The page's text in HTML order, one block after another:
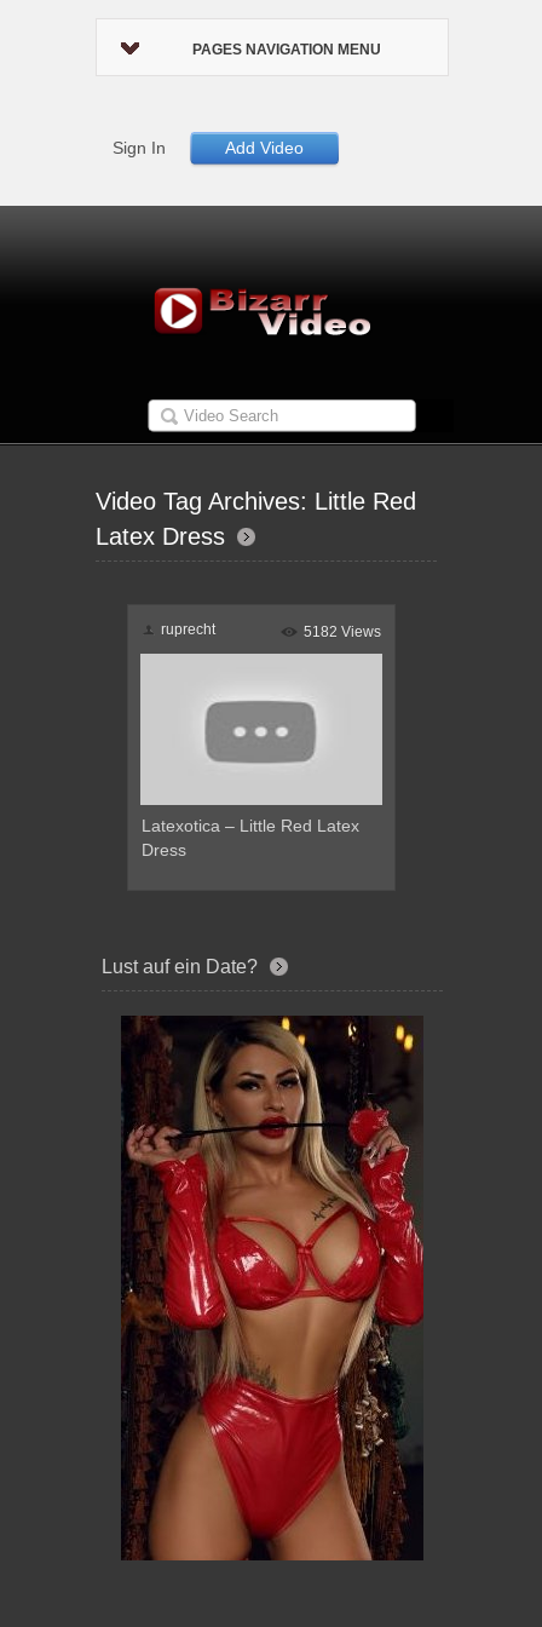
PAGES NAVIGATION MENU
Sign In Add Video
Video Tag Archives: Little Red
Latex Dress
ruprecht 5182 Views
Latexotica – Little Red Latex
Dress
Lust auf ein Date?